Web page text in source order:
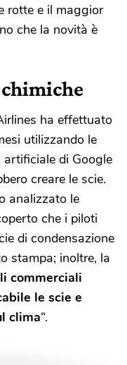
rotte e il maggior
che la novità è
ha effettuato
utilizzando le
artificiale di Google
creare le scie.
analizzato le
che i piloti
di condensazione
stampa; inoltre, la
commerciali
le scie e
clima“.